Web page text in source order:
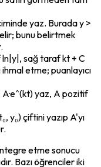
yaz. Burada y >
bunu belirtmek
sağ taraf kt + C
etme; puanlayıcı
yaz, A pozitif
y₀) çiftini yazıp A'yı
etme sonucu
Bazı öğrenciler iki